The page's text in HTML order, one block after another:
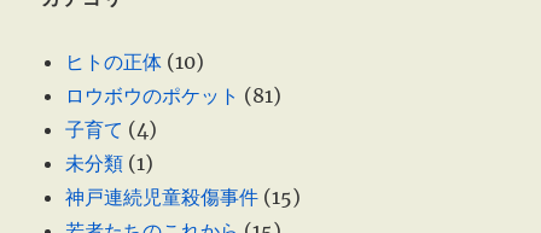
ヒトの正体 (10)
ロウボウのポケット (81)
子育て (4)
未分類 (1)
神戸連続児童殺傷事件 (15)